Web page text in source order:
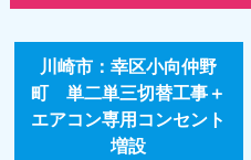
川崎市：幸区小向仲野
町 単二単三切替工事＋
エアコン専用コンセント
増設